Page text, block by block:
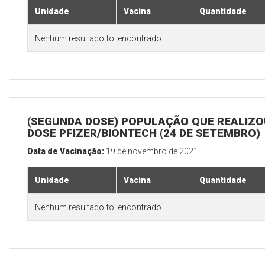
Unidade Vacina Quantidade
Nenhum resultado foi encontrado.
(SEGUNDA DOSE) POPULAÇÃO QUE
DOSE PFIZER/BIONTECH (24 DE SETEMBRO)
Data de Vacinação: 19 de novembro de 2021
Unidade Vacina Quantidade
Nenhum resultado foi encontrado.